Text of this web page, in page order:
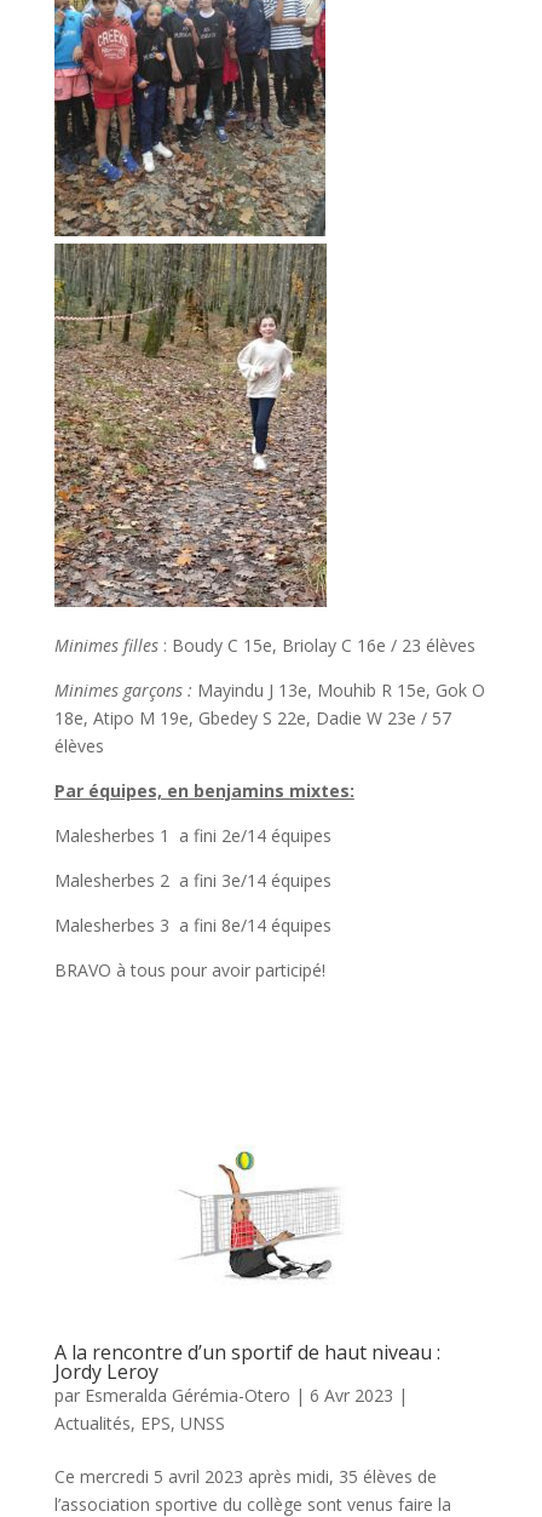
Minimes filles: Boudy C 15e, Briolay C 16e / 23 élèves
Minimes garçons : Mayindu J 13e, Mouhib R 15e, Gok O
18e, Atipo M 19e, Gbedey S 22e, Dadie W 23e / 57
élèves
Par équipes, en benjamins mixtes:
Malesherbes 1 a fini 2e/14 équipes
Malesherbes 2 a fini 3e/14 équipes
Malesherbes 3 a fini 8e/14 équipes
BRAVO à tous pour avoir participé!
A la rencontre d’un sportif de haut niveau :
Jordy Leroy
par Esmeralda Gérémia-Otero | 6 Avr 2023 |
Actualités, EPS, UNSS
Ce mercredi 5 avril 2023 après midi, 35 élèves de
l’association sportive du collège sont venus faire la